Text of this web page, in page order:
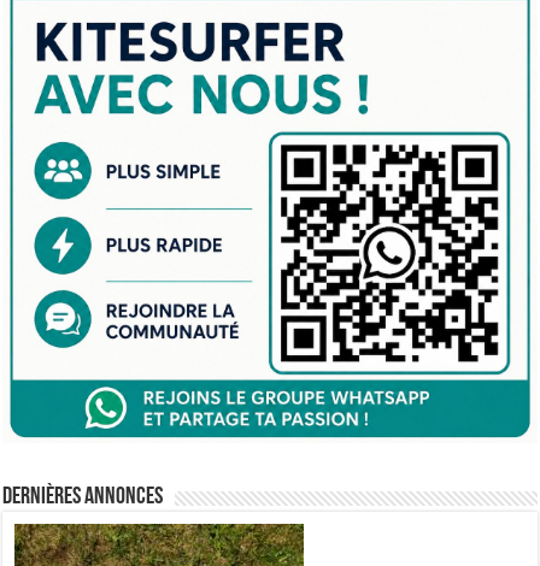
Dernières annonces